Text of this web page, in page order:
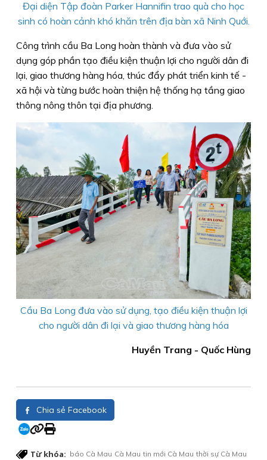
Đại diện Tập đoàn Parker Hannifin trao quà cho học
sinh có hoàn cảnh khó khăn trên địa bàn xã Ninh Quới.
Công trình cầu Ba Long hoàn thành và đưa vào sử
dụng góp phần tạo điều kiện thuận lợi cho người dân đi
lại, giao thương hàng hóa, thúc đẩy phát triển kinh tế -
xã hội và từng bước hoàn thiện hệ thống hạ tầng giao
thông nông thôn tại địa phương.
Cầu Ba Long đưa vào sử dụng, tạo điều kiện thuận lợi
cho người dân đi lại và giao thương hàng hóa
Huyền Trang - Quốc Hùng
Chia sẻ Facebook
Từ khóa: báo Cà Mau Cà Mau tin mới Cà Mau thời sự Cà Mau